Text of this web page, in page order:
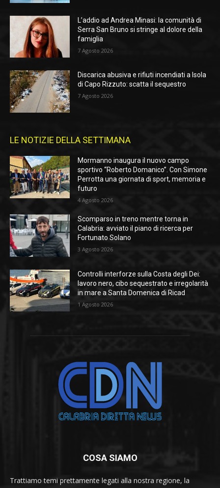
L’addio ad Andrea Minasi: la comunità di
Serra San Bruno si stringe al dolore della
famiglia
7 Agosto 2026
Discarica abusiva e rifiuti incendiati a Isola
di Capo Rizzuto: scatta il sequestro
7 Agosto 2026
LE NOTIZIE DELLA SETTIMANA
Mormanno inaugura il nuovo campo
sportivo “Roberto Domanico”. Con Simone
Perrotta una giornata di sport, memoria e
futuro
4 Agosto 2026
Scomparso in treno mentre torna in
Calabria: avviato il piano di ricerca per
Fortunato Solano
3 Agosto 2026
Controlli interforze sulla Costa degli Dei:
lavoro nero, cibo sequestrato e irregolarità
in mare a Santa Domenica di Ricad
1 Agosto 2026
COSA SIAMO
Trattiamo temi prettamente legati alla nostra regione, la